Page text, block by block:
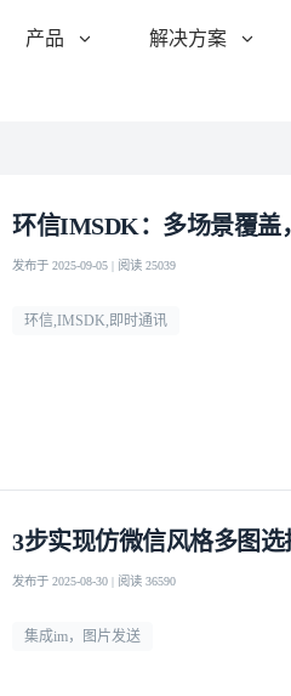
产品 解决方案
环信IMSDK：多场景覆盖
发布于 2025-09-05 | 阅读 25039
环信,IMSDK,即时通讯
3步实现仿微信风格多图
发布于 2025-08-30 | 阅读 36590
集成im，图片发送